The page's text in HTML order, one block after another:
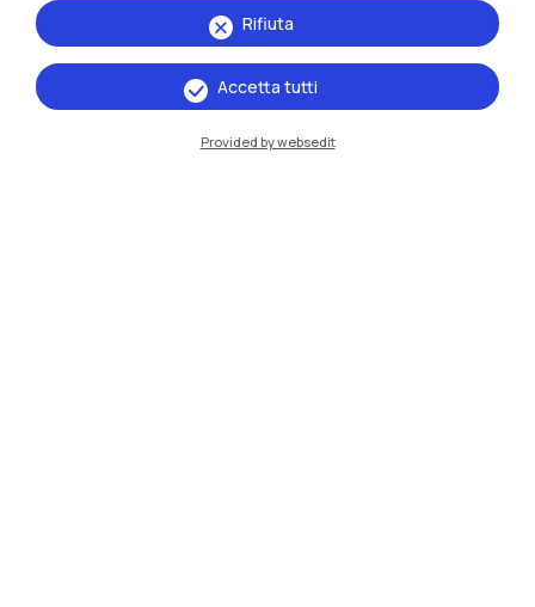
Naviga il sito
Risorse
Rifiuta
Accetta tutti
Provided by websedit